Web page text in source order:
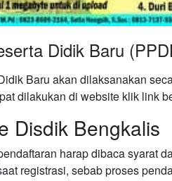
Didik Baru
Baru akan dilaksanakan
dilakukan di website klik link
Disdik Bengkalis
harap dibaca syarat
registrasi, sebab proses